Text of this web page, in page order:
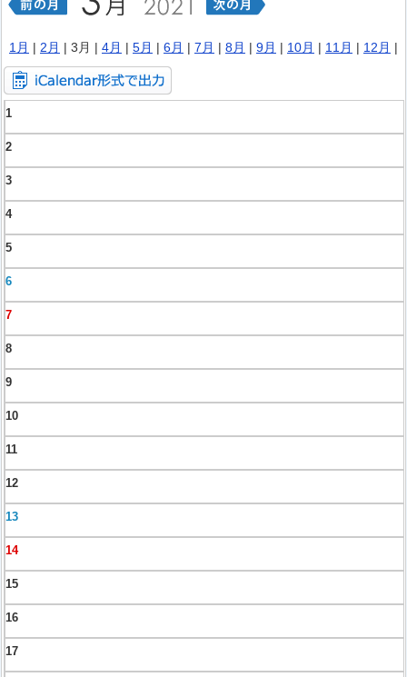
1月 | 2月 | 3月 | 4月 | 5月 | 6月 | 7月 | 8月 | 9月 | 10月 | 11月 | 12月 |
1
2
3
4
5
6
7
8
9
10
11
12
13
14
15
16
17